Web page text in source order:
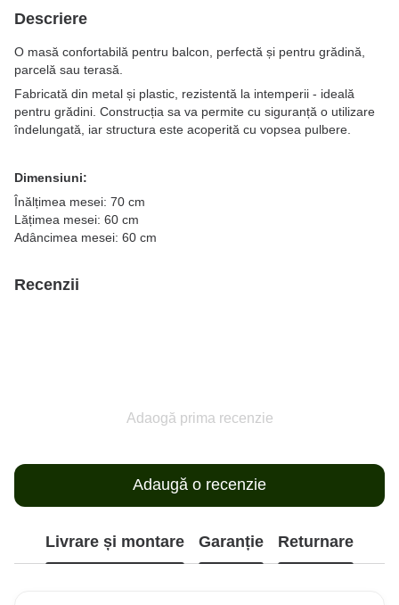
Descriere
O masă confortabilă pentru balcon, perfectă și pentru grădină,
parcelă sau terasă.
Fabricată din metal și plastic, rezistentă la intemperii - ideală
pentru grădini. Construcția sa va permite cu siguranță o utilizare
îndelungată, iar structura este acoperită cu vopsea pulbere.
Dimensiuni:
Înălțimea mesei: 70 cm
Lățimea mesei: 60 cm
Adâncimea mesei: 60 cm
Recenzii
Adaogă prima recenzie
Adaugă o recenzie
Livrare și montare Garanție Returnare